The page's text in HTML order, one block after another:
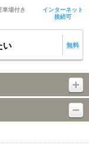
車場付き
インターネット
接続可
い 無料